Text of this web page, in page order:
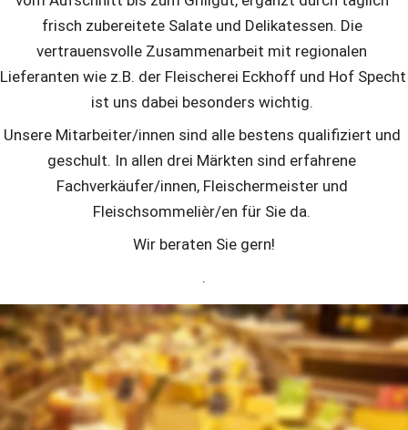
frisch zubereitete Salate und Delikatessen. Die
vertrauensvolle Zusammenarbeit mit regionalen
Lieferanten wie z.B. der Fleischerei Eckhoff und Hof Specht
ist uns dabei besonders wichtig.
Unsere Mitarbeiter/innen sind alle bestens qualifiziert und
geschult. In allen drei Märkten sind erfahrene
Fachverkäufer/innen, Fleischermeister und
Fleischsommelièr/en für Sie da.
Wir beraten Sie gern!
.
Die multi Käse-Bedientheken
Unsere Kunden für unterschiedlichste Käsesorten aus aller